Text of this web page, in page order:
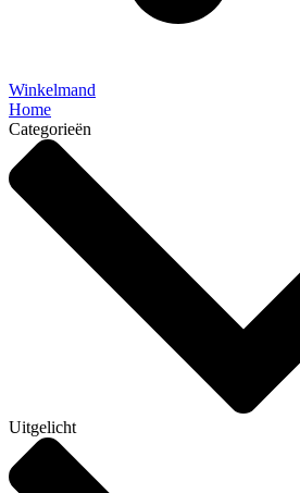
Winkelmand
Home
Categorieën
Uitgelicht